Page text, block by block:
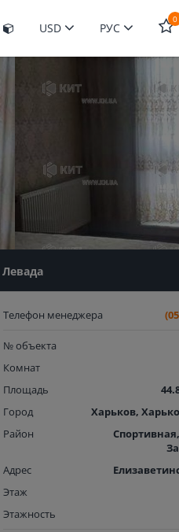
USD РУС
0
Левада
Телефон менеджера
№ объекта
Комнат
Площадь
Город
Харьков,
Район
Адрес
Этаж
Этажность